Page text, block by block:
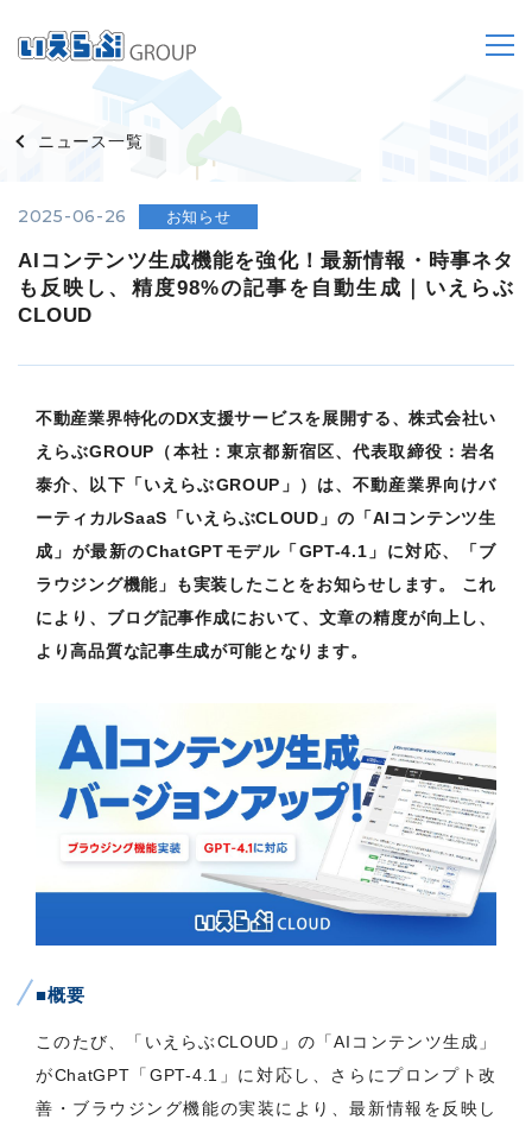
ニュース一覧
2025-06-26 お知らせ
AIコンテンツ生成機能を強化！最新情報・時事ネタ
も反映し、精度98%の記事を自動生成｜いえらぶ
CLOUD
不動産業界特化のDX支援サービスを展開する、株式会社い
えらぶGROUP（本社：東京都新宿区、代表取締役：岩名
泰介、以下「いえらぶGROUP」）は、不動産業界向けバ
ーティカルSaaS「いえらぶCLOUD」の「AIコンテンツ生
成」が最新のChatGPTモデル「GPT-4.1」に対応、「ブ
ラウジング機能」も実装したことをお知らせします。 これ
により、ブログ記事作成において、文章の精度が向上し、
より高品質な記事生成が可能となります。
■概要
このたび、「いえらぶCLOUD」の「AIコンテンツ生成」
がChatGPT「GPT-4.1」に対応し、さらにプロンプト改
善・ブラウジング機能の実装により、最新情報を反映し